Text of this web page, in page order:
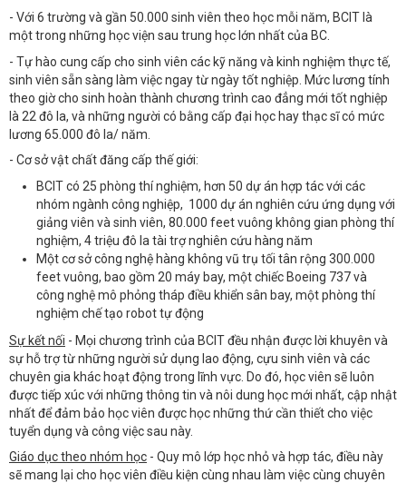
- Với 6 trường và gần 50.000 sinh viên theo học mỗi năm, BCIT là
một trong những học viện sau trung học lớn nhất của BC.
- Tự hào cung cấp cho sinh viên các kỹ năng và kinh nghiệm thực tế,
sinh viên sẵn sàng làm việc ngay từ ngày tốt nghiệp. Mức lương tính
theo giờ cho sinh hoàn thành chương trình cao đẳng mới tốt nghiệp
là 22 đô la, và những người có bằng cấp đại học hay thạc sĩ có mức
lương 65.000 đô la/ năm.
- Cơ sở vật chất đăng cấp thế giới:
BCIT có 25 phòng thí nghiệm, hơn 50 dự án hợp tác với các
nhóm ngành công nghiệp, 1000 dự án nghiên cứu ứng dụng với
giảng viên và sinh viên, 80.000 feet vuông không gian phòng thí
nghiệm, 4 triệu đô la tài trợ nghiên cứu hàng năm
Một cơ sở công nghệ hàng không vũ trụ tối tân rộng 300.000
feet vuông, bao gồm 20 máy bay, một chiếc Boeing 737 và
công nghệ mô phỏng tháp điều khiển sân bay, một phòng thí
nghiệm chế tạo robot tự động
Sự kết nối - Mọi chương trình của BCIT đều nhận được lời khuyên và
sự hỗ trợ từ những người sử dụng lao động, cựu sinh viên và các
chuyên gia khác hoạt động trong lĩnh vực. Do đó, học viên sẽ luôn
được tiếp xúc với những thông tin và nôi dung học mới nhất, cập nhật
nhất để đảm bảo học viên được học những thứ cần thiết cho việc
tuyển dụng và công việc sau này.
Giáo dục theo nhóm học - Quy mô lớp học nhỏ và hợp tác, điều này
sẽ mang lại cho học viên điều kiện cùng nhau làm việc cùng chuyên